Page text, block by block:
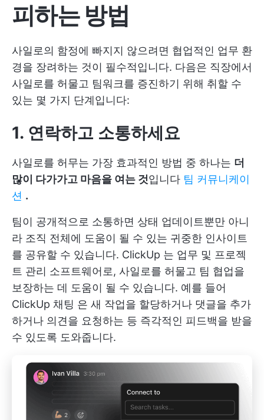
피하는 방법
사일로의 함정에 빠지지 않으려면 협업적인 업무 환
경을 장려하는 것이 필수적입니다. 다음은 직장에서
사일로를 허물고 팀워크를 증진하기 위해 취할 수
있는 몇 가지 단계입니다:
1. 연락하고 소통하세요
사일로를 허무는 가장 효과적인 방법 중 하나는 더
많이 다가가고 마음을 여는 것입니다 팀 커뮤니케이
션 .
팀이 공개적으로 소통하면 상태 업데이트뿐만 아니
라 조직 전체에 도움이 될 수 있는 귀중한 인사이트
를 공유할 수 있습니다. ClickUp 는 업무 및 프로젝
트 관리 소프트웨어로, 사일로를 허물고 팀 협업을
보장하는 데 도움이 될 수 있습니다. 예를 들어
ClickUp 채팅 은 새 작업을 할당하거나 댓글을 추가
하거나 의견을 요청하는 등 즉각적인 피드백을 받을
수 있도록 도와줍니다.